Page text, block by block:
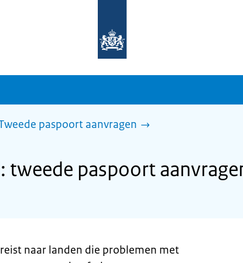
homepage
sdg.rijksoverheid.nl
paspoort aanvragen
tweede paspoort
naar landen die problemen met